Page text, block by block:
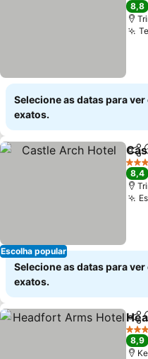
8,8
Selecione as datas para
exatos.
Escolha popular
3
8,4
Selecione as datas para
exatos.
4
8,9